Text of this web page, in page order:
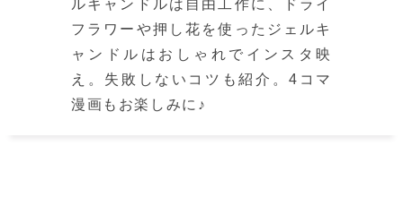
ルキャンドルは自由工作に、ドライ
フラワーや押し花を使ったジェルキ
ャンドルはおしゃれでインスタ映
え。失敗しないコツも紹介。4コマ
漫画もお楽しみに♪